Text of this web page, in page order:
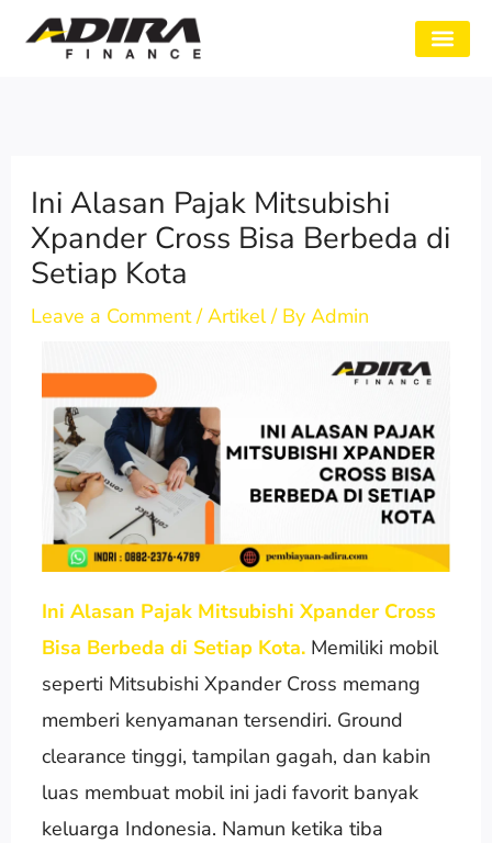
Ini Alasan Pajak Mitsubishi
Xpander Cross Bisa Berbeda di
Setiap Kota
Leave a Comment /Artikel/ By Admin
Ini Alasan Pajak Mitsubishi Xpander Cross
Bisa Berbeda di Setiap Kota. Memiliki mobil
seperti Mitsubishi Xpander Cross memang
memberi kenyamanan tersendiri. Ground
clearance tinggi, tampilan gagah, dan kabin
luas membuat mobil ini jadi favorit banyak
keluarga Indonesia. Namun ketika tiba